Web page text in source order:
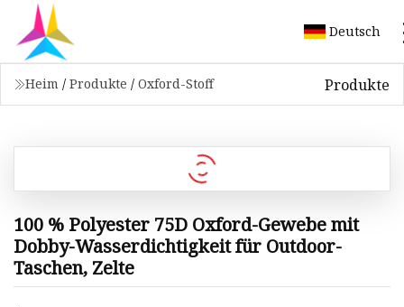
Deutsch
Heim / Produkte / Oxford-Stoff Produkte
100 % Polyester 75D Oxford-Gewebe mit
Dobby-Wasserdichtigkeit für Outdoor-
Taschen, Zelte